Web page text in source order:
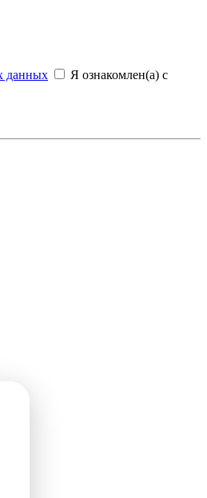
данных
Я ознакомлен(а) с